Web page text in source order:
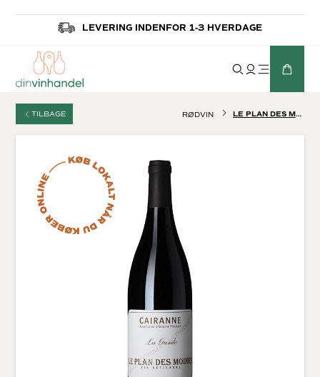
LEVERING INDENFOR 1-3 HVERDAGE
TILBAGE RØDVIN LE PLAN DES MOINES CAIRANNE LA GARDE